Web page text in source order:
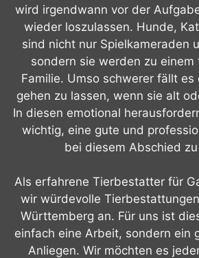
wird irgendwann vor der
wieder loszulassen. Hunde,
sind nicht nur Spielkameraden
sondern sie werden zu einem
Familie. Umso schwerer fällt es
gehen zu lassen, wenn sie alt
In diesen emotional
wichtig, eine gute und
bei diesem Abschied
Als erfahrene Tierbestatter für
wir würdevolle
Württemberg an. Für uns ist
einfach eine Arbeit, sondern ein
Anliegen. Wir möchten es